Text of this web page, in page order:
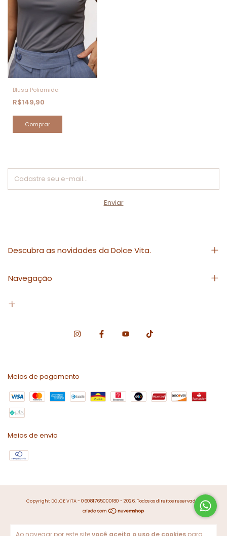
Ao navegar por este sitevocê aceita o uso de cookies para
Blusa Poliamida
R$149,90
Comprar
Descubra as novidades da Dolce Vita.
Navegação
Meios de pagamento
Meios de envio
Copyright DOLCE VITA - 06081765000180 - 2026. Todos os direitos reservados.